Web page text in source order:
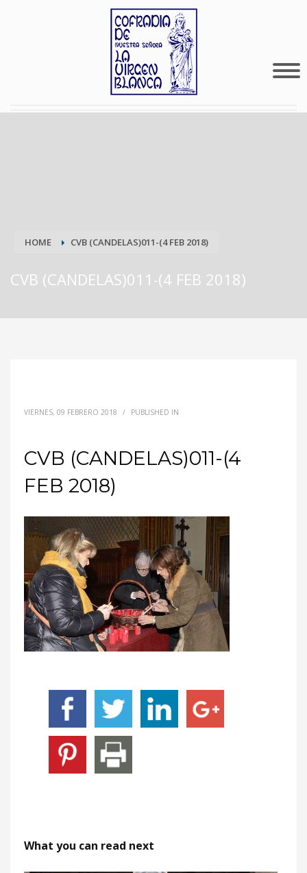
HOME CVB (CANDELAS)011-(4 FEB 2018)
CVB (CANDELAS)011-(4 FEB 2018)
VIERNES, 09 FEBRERO 2018 / PUBLISHED IN
CVB (CANDELAS)011-(4
FEB 2018)
What you can read next